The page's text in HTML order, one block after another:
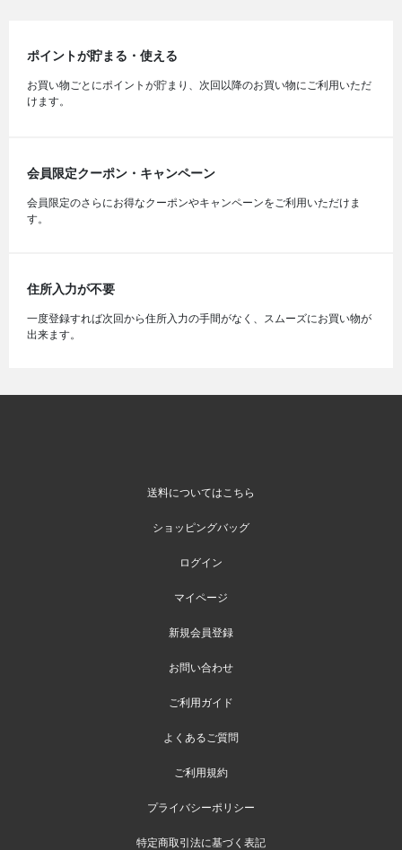
ポイントが貯まる・使える
お買い物ごとにポイントが貯まり、次回以降のお買い物にご利用いただ
けます。
会員限定クーポン・キャンペーン
会員限定のさらにお得なクーポンやキャンペーンをご利用いただけま
す。
住所入力が不要
一度登録すれば次回から住所入力の手間がなく、スムーズにお買い物が
出来ます。
送料についてはこちら
ショッピングバッグ
ログイン
マイページ
新規会員登録
お問い合わせ
ご利用ガイド
よくあるご質問
ご利用規約
プライバシーポリシー
特定商取引法に基づく表記